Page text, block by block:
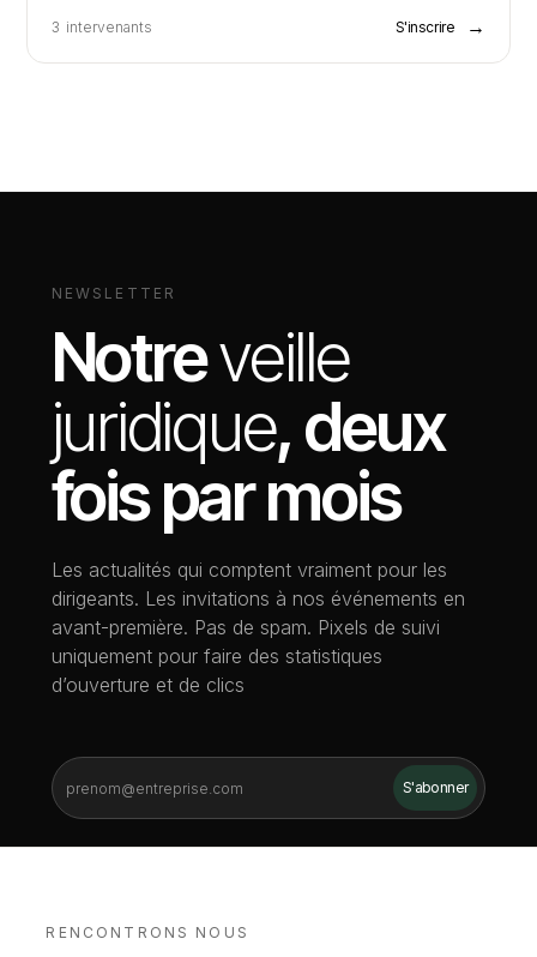
3 intervenants S'inscrire →
NEWSLETTER
Notreveille
juridique, deux
fois par mois
Les actualités qui comptent vraiment pour les
dirigeants. Les invitations à nos événements en
avant-première. Pas de spam. Pixels de suivi
uniquement pour faire des statistiques
d’ouverture et de clics
RENCONTRONS NOUS